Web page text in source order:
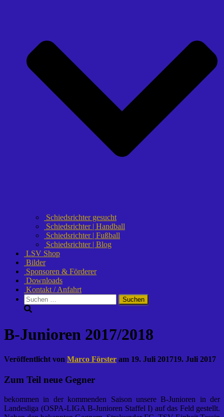
Schiedsrichter gesucht
Schiedsrichter | Handball
Schiedsrichter | Fußball
Schiedsrichter | Blog
LSV Shop
Bilder
Sponsoren & Förderer
Downloads
Kontakt / Anfahrt
Suchen
nach:
B-Junioren 2017/2018
Veröffentlicht von Marco Förster am 19. Juli 201719. Juli 2017
Zum Teil neue Gegner
bekommen in der kommenden Saison unsere B-Junioren in der
Landesliga (OSPA-LIGA B-Junioren Staffel I) auf das Feld gestellt.